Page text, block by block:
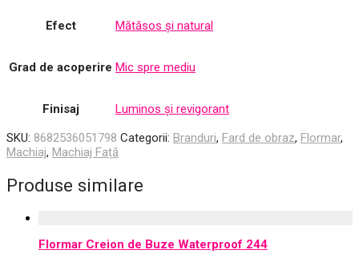
Efect Mătăsos și natural
Grad de acoperire Mic spre mediu
Finisaj
Luminos și revigorant
SKU: 8682536051798 Categorii: Branduri, Fard de obraz, Flormar,
Machiaj, Machiaj Față
Produse similare
Flormar Creion de Buze Waterproof 244